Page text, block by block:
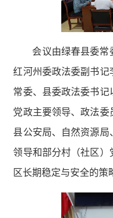
会议由绿春县委常
红河州委政法委副书
常委、县委政法委书
党政主要领导、政法委
县公安局、自然资源
领导和部分村（社区
区长期稳定与安全的策